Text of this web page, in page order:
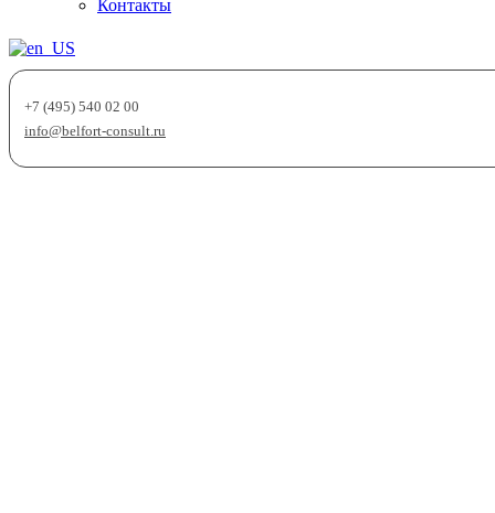
Контакты
+7 (495) 540 02 00
info@belfort-consult.ru